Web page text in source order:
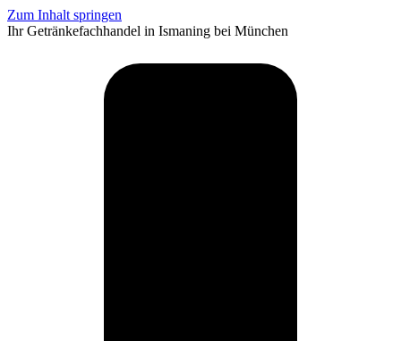
Zum Inhalt springen
Ihr Getränkefachhandel in Ismaning bei München